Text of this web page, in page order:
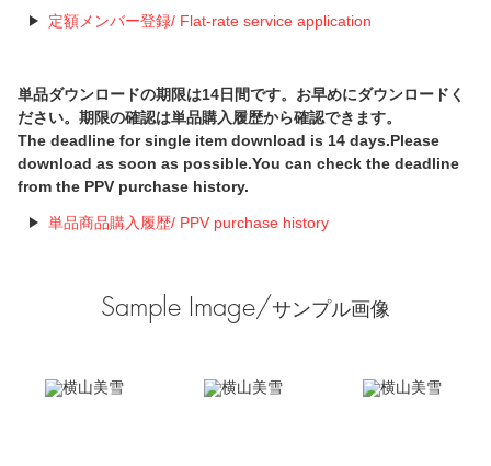
定額メンバー登録/ Flat-rate service application
単品ダウンロードの期限は14日間です。お早めにダウンロードく
ださい。期限の確認は単品購入履歴から確認できます。
The deadline for single item download is 14 days.Please
download as soon as possible.You can check the deadline
from the PPV purchase history.
単品商品購入履歴/ PPV purchase history
Sample Image/サンプル画像